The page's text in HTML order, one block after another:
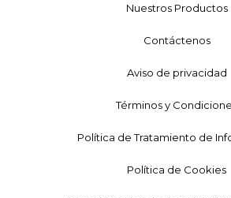
Nuestros Productos
Contáctenos
Aviso de privacidad
Términos y
Política de Tratamiento de
Política de Cookies